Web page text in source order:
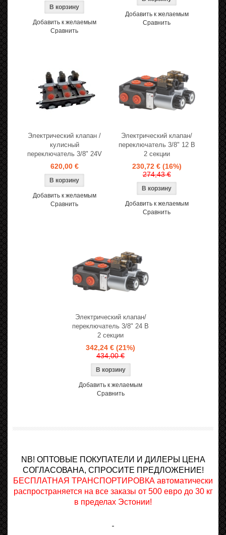
Добавить к желаемым
Сравнить
Добавить к желаемым
Сравнить
Электрический клапан /
кулисный
переключатель 3/8" 24V
620,00 €
Добавить к желаемым
Сравнить
Электрический клапан/
переключатель 3/8" 12 В
2 секции
230,72 € (16%)
274,43 €
Добавить к желаемым
Сравнить
Электрический клапан/
переключатель 3/8" 24 В
2 секции
342,24 € (21%)
434,00 €
Добавить к желаемым
Сравнить
NB! ОПТОВЫЕ ПОКУПАТЕЛИ И ДИЛЕРЫ ЦЕНА
СОГЛАСОВАНА, СПРОСИТЕ ПРЕДЛОЖЕНИЕ!
БЕСПЛАТНАЯ ТРАНСПОРТИРОВКА автоматически
распространяется на все заказы от 500 евро до 30 кг
в пределах Эстонии!